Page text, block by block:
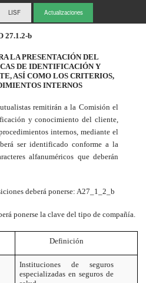
LISF Actualizaciones
27.1.2-b
LA PRESENTACIÓN DEL
DE IDENTIFICACIÓN Y
ASÍ COMO LOS CRITERIOS,
INTERNOS
remitirán a la Comisión el
y conocimiento del cliente,
internos, mediante el
ser identificado conforme a la
alfanuméricos que deberán
deberá ponerse: A27_1_2_b
ponerse la clave del tipo de compañía.
Definición
Instituciones de seguros
especializadas en seguros de